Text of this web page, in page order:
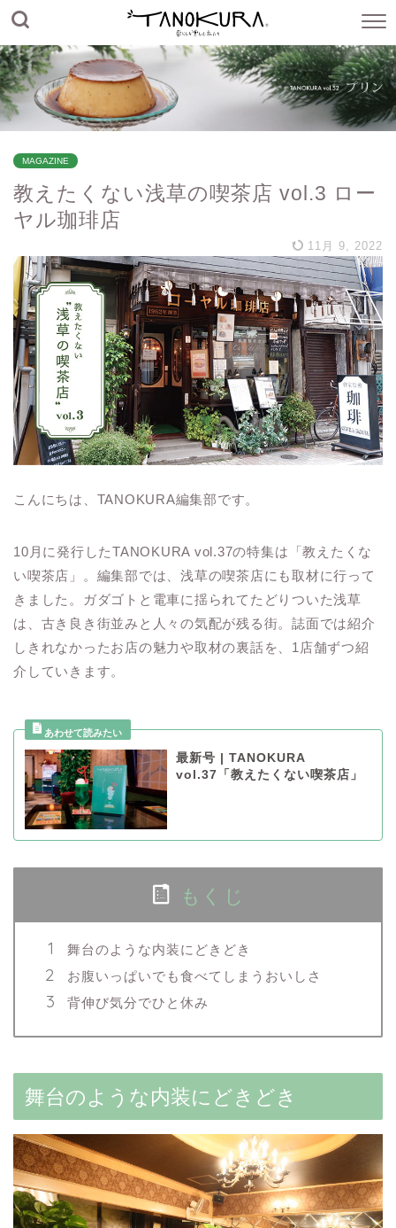
MAGAZINE
教えたくない浅草の喫茶店 vol.3 ロー
ヤル珈琲店
11月 9, 2022
こんにちは、TANOKURA編集部です。
10月に発行したTANOKURA vol.37の特集は「教えたくな
い喫茶店」。編集部では、浅草の喫茶店にも取材に行って
きました。ガダゴトと電車に揺られてたどりついた浅草
は、古き良き街並みと人々の気配が残る街。誌面では紹介
しきれなかったお店の魅力や取材の裏話を、1店舗ずつ紹
介していきます。
最新号 | TANOKURA
vol.37「教えたくない喫茶店」
もくじ
舞台のような内装にどきどき
お腹いっぱいでも食べてしまうおいしさ
背伸び気分でひと休み
舞台のような内装にどきどき